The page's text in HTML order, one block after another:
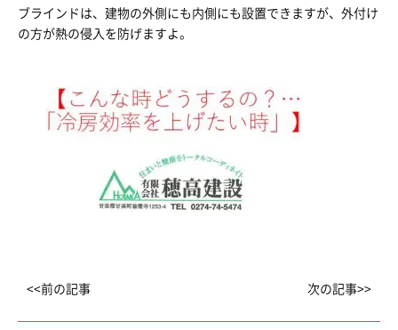
ブラインドは、建物の外側にも内側にも設置できますが、外付け
の方が熱の侵入を防げますよ。
<<前の記事 次の記事>>